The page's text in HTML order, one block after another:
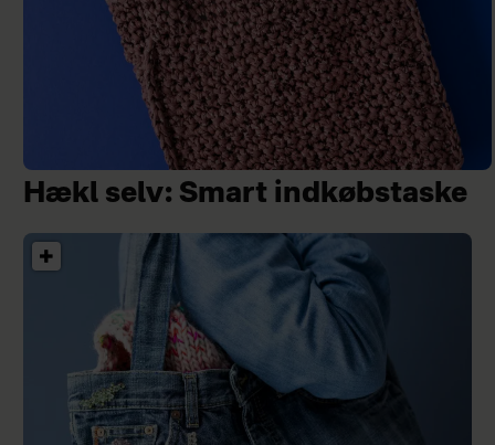
Hækl selv: Smart indkøbstaske